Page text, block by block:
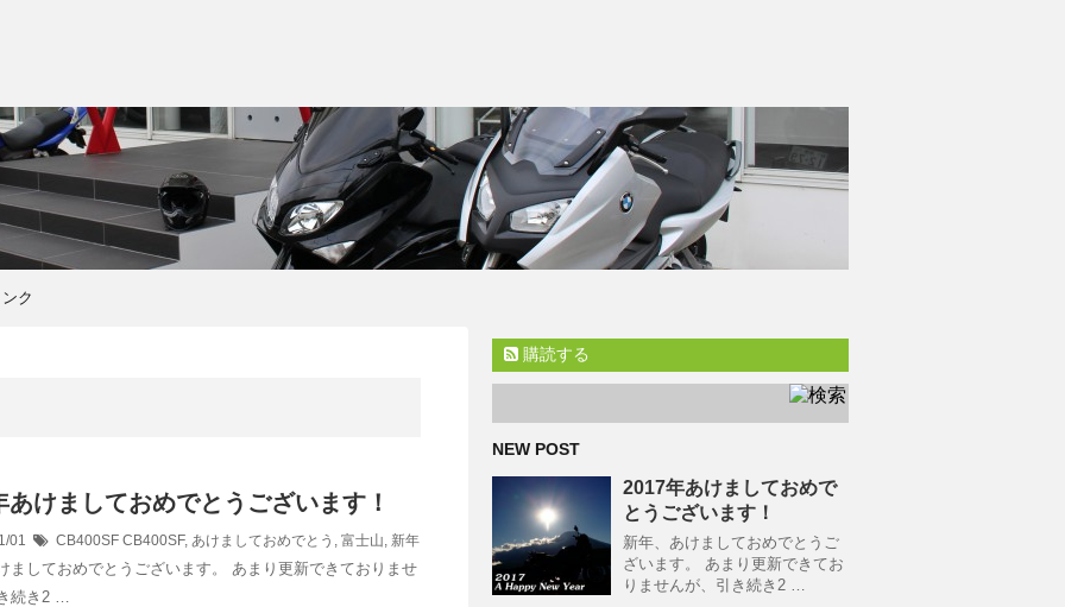
ンク
あけましておめでとうございます！
01 CB400SF CB400SF, あけましておめでとう , 富士山, 新年
ましておめでとうございます。 あまり更新できておりませ
続き2 …
購読する
NEW POST
2017年あけましておめで
とうございます！
新年、あけましておめでとうご
ざいます。 あまり更新できてお
りませんが、引き続き2 …